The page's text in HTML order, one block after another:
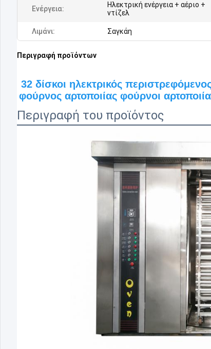
Ενέργεια:
Ηλεκτρική ενέργεια + αέριο +
ντίζελ
Λιμάνι: Σαγκάη
Περιγραφή προϊόντων
32 δίσκοι ηλεκτρικός
φούρνος αρτοποιίας φούρνοι
Περιγραφή του προϊόντος